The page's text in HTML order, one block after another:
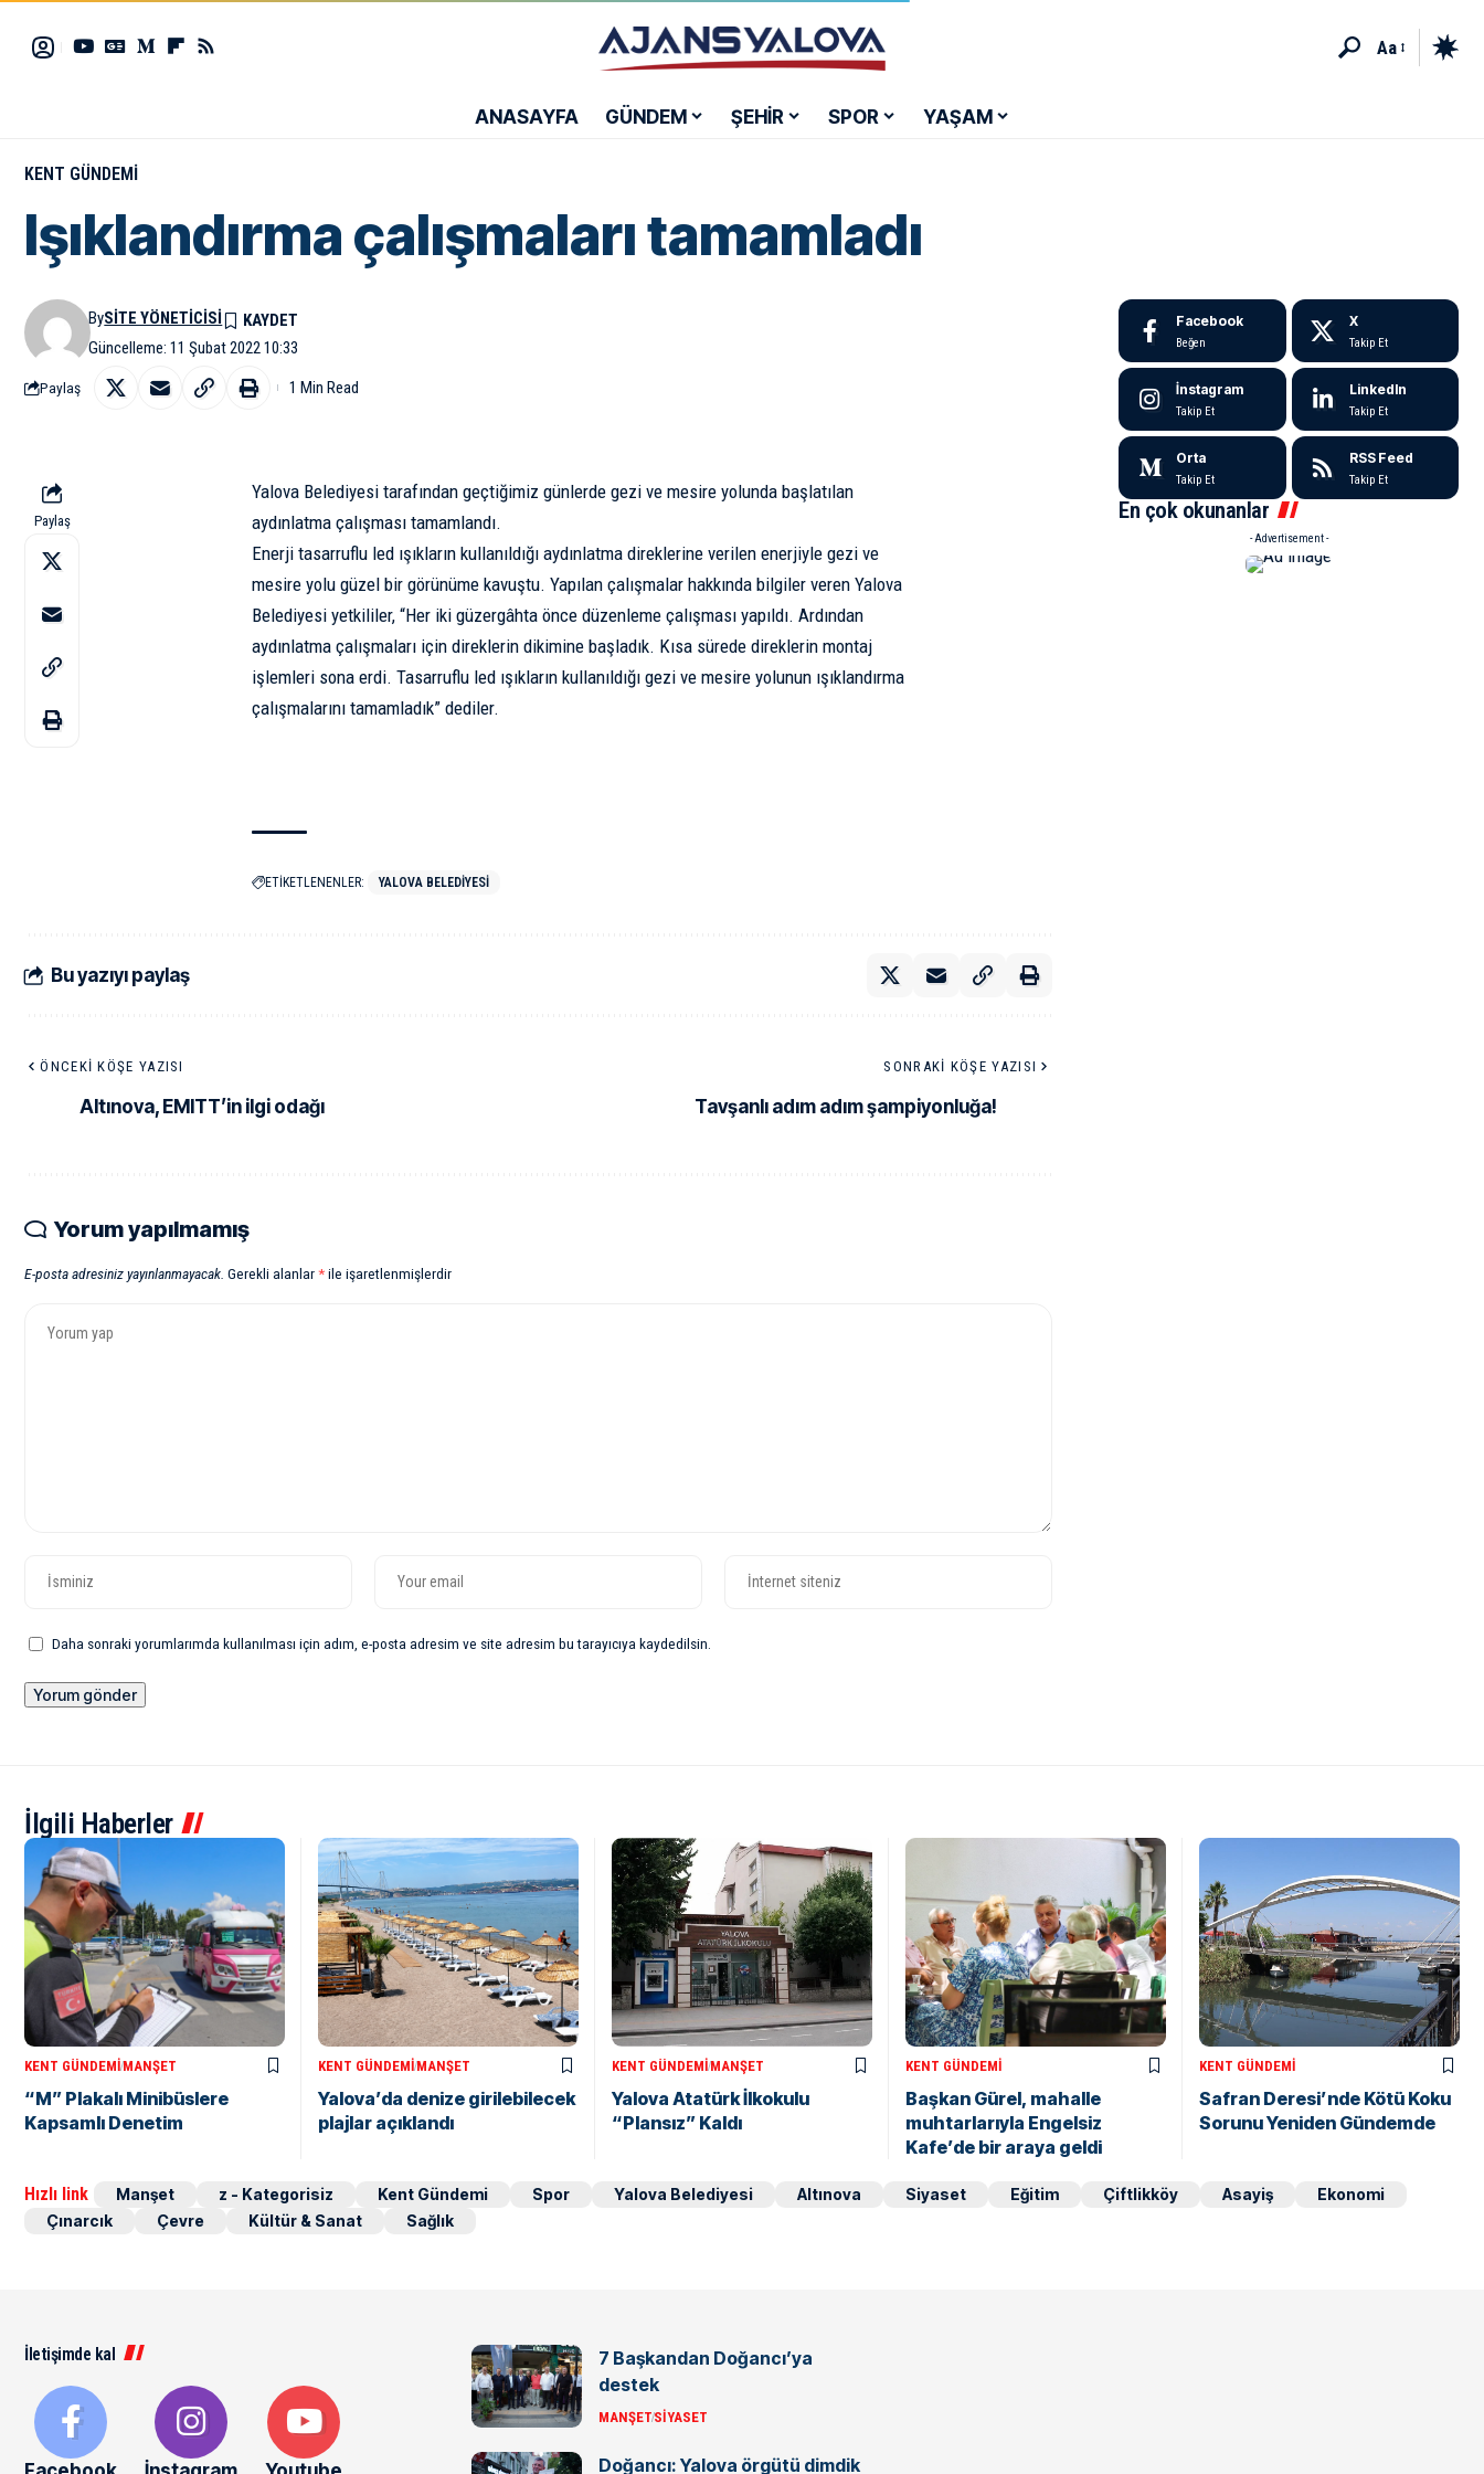
Aa
ANASAYFA GÜNDEM ŞEHİR SPOR YAŞAM
KENT GÜNDEMI
Işıklandırma çalışmaları tamamladı
Güncelleme: 11 Şubat 2022 10:33
BySITE YÖNETICISI
Paylaş 1 Min Read
Paylaş
Yalova Belediyesi tarafından geçtiğimiz günlerde gezi ve mesire yolunda başlatılan
aydınlatma çalışması tamamlandı.
Enerji tasarruflu led ışıkların kullanıldığı aydınlatma direklerine verilen enerjiyle gezi ve
mesire yolu güzel bir görünüme kavuştu. Yapılan çalışmalar hakkında bilgiler veren Yalova
Belediyesi yetkililer, “Her iki güzergâhta önce düzenleme çalışması yapıldı. Ardından
aydınlatma çalışmaları için direklerin dikimine başladık. Kısa sürede direklerin montaj
işlemleri sona erdi. Tasarruflu led ışıkların kullanıldığı gezi ve mesire yolunun ışıklandırma
çalışmalarını tamamladık” dediler.
ETİKETLENENLER: YALOVA BELEDIYESI
Bu yazıyı paylaş
ÖNCEKI KÖŞE YAZISI
Altınova, EMITT’in ilgi odağı
SONRAKI KÖŞE YAZISI
Tavşanlı adım adım şampiyonluğa!
Yorum yapılmamış
E-posta adresiniz yayınlanmayacak. Gerekli alanlar*ile işaretlenmişlerdir
Daha sonraki yorumlarımda kullanılması için adım, e-posta adresim ve site adresim bu tarayıcıya kaydedilsin.
Facebook
Beğen
X
Takip Et
İnstagram
Takip Et
LinkedIn
Takip Et
Orta
Takip Et
RSS Feed
Takip Et
En çok okunanlar
- Advertisement -
İlgili Haberler
KENT GÜNDEMIMANŞET
“M” Plakalı Minibüslere
Kapsamlı Denetim
KENT GÜNDEMIMANŞET
Yalova’da denize girilebilecek
plajlar açıklandı
KENT GÜNDEMIMANŞET
Yalova Atatürk İlkokulu
“Plansız” Kaldı
KENT GÜNDEMI
Başkan Gürel, mahalle
muhtarlarıyla Engelsiz
Kafe’de bir araya geldi
KENT GÜNDEMI
Safran Deresi’nde Kötü Koku
Sorunu Yeniden Gündemde
Hızlı link Manşet z - Kategorisiz Kent Gündemi Spor Yalova Belediyesi Altınova Siyaset Eğitim Çiftlikköy Asayiş
Ekonomi
Çınarcık
Çevre Kültür & Sanat Sağlık
İletişimde kal
7 Başkandan Doğancı’ya
destek
MANŞETSIYASET
Doğancı: Yalova örgütü dimdik